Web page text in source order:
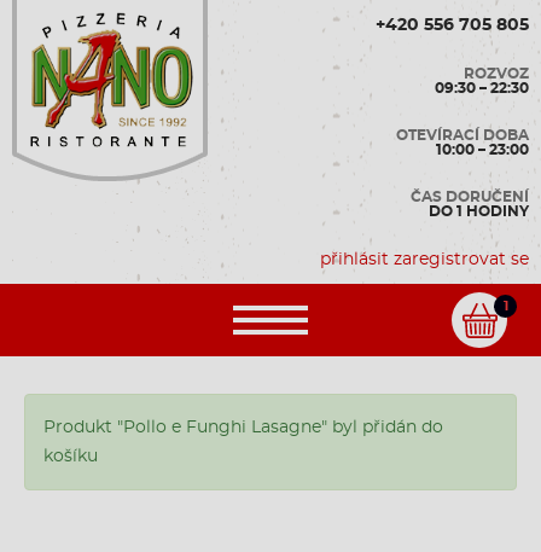
+420 556 705 805
ROZVOZ
09:30 – 22:30
OTEVÍRACÍ DOBA
10:00 – 23:00
ČAS DORUČENÍ
DO 1 HODINY
přihlásit zaregistrovat se
1
Produkt "Pollo e Funghi Lasagne" byl přidán do
košíku